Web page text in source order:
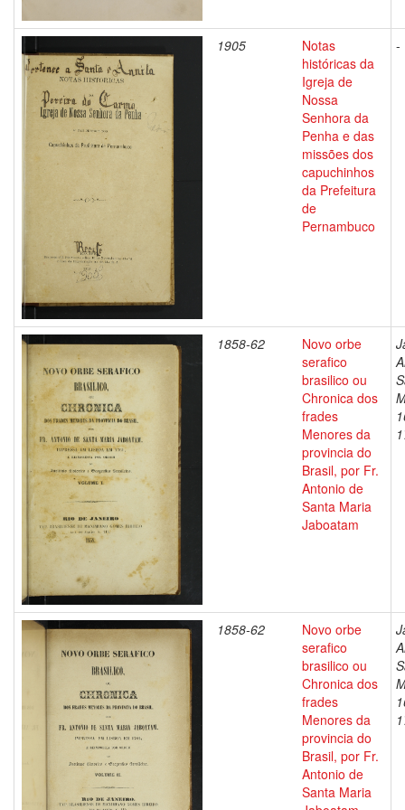
1905
Notas
históricas da
Igreja de
Nossa
Senhora da
Penha e das
missões dos
capuchinhos
da Prefeitura
de
Pernambuco
-
1858-62
Novo orbe
serafico
brasilico ou
Chronica dos
frades
Menores da
provincia do
Brasil, por Fr.
Antonio de
Santa Maria
Jaboatam
1858-62
Novo orbe
serafico
brasilico ou
Chronica dos
frades
Menores da
provincia do
Brasil, por Fr.
Antonio de
Santa Maria